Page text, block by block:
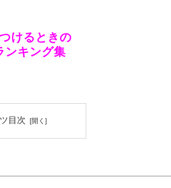
けるときの
キング集
目次